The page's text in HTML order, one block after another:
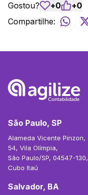
Gostou? +0 +0
Compartilhe:
São Paulo, SP
Alameda Vicente Pinzon,
54, Vila Olímpia,
São Paulo/SP, 04547-130,
Cubo Itaú
Salvador, BA